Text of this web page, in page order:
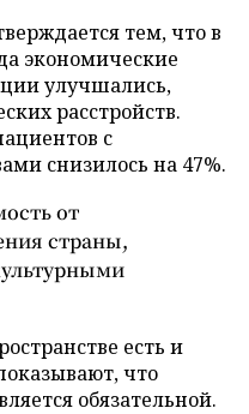
тем, что в
экономические
улучшались,
расстройств.
с
снизилось на 47%.
от
страны,
есть и
что
обязательной.